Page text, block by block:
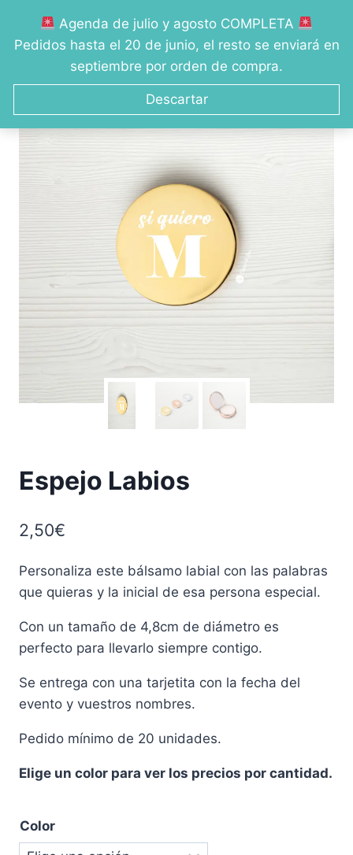
Agenda de julio y agosto COMPLETA
Pedidos hasta el 20 de junio, el resto se enviará en
septiembre por orden de compra.
Descartar
contenido
Espejo Labios
2,50€
Personaliza este bálsamo labial con las palabras
que quieras y la inicial de esa persona especial.
Con un tamaño de 4,8cm de diámetro es
perfecto para llevarlo siempre contigo.
Se entrega con una tarjetita con la fecha del
evento y vuestros nombres.
Pedido mínimo de 20 unidades.
Elige un color para ver los precios por cantidad.
Color